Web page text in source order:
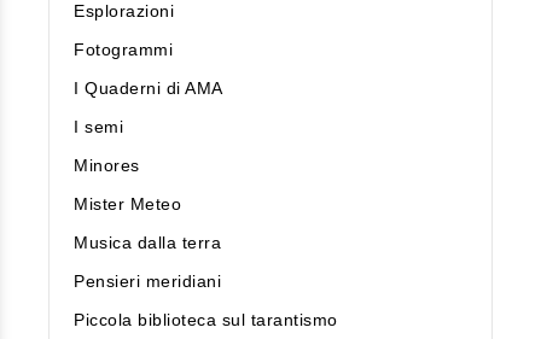
Esplorazioni
Fotogrammi
I Quaderni di AMA
I semi
Minores
Mister Meteo
Musica dalla terra
Pensieri meridiani
Piccola biblioteca sul tarantismo